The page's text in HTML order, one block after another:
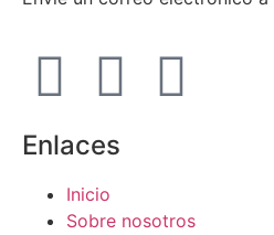
Enlaces
Inicio
Sobre nosotros